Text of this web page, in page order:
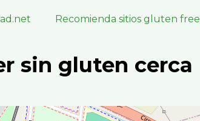
Recomienda sitios gluten free
sin gluten cerca